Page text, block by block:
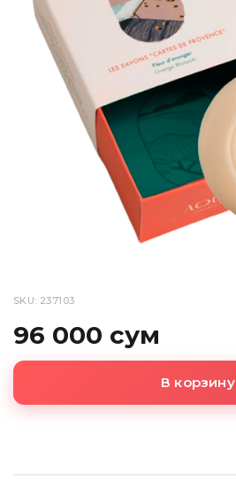
SKU: 237103
96 000 сум
В корзину